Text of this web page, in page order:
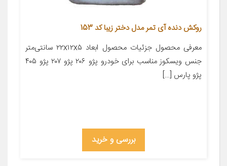
روکش دنده آی تمر مدل دختر زیبا کد 153
معرفی محصول جزئیات محصول ابعاد ۲۲x۱۲x۵ سانتی‌متر
جنس ویسکوز مناسب برای خودرو پژو ۲۰۶ پژو ۲۰۷ پژو ۴۰۵
پژو پارس […]
بررسی و خرید